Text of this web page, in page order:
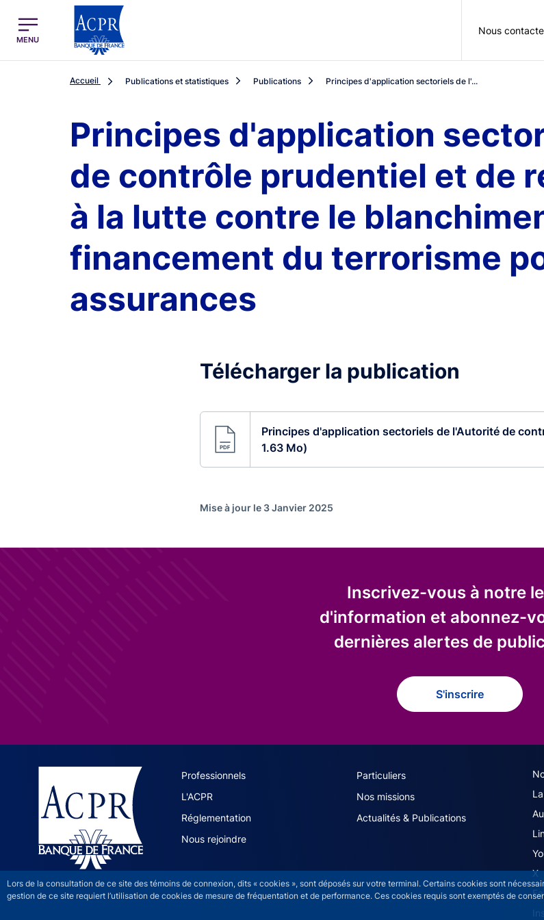
Lors de la consultation de ce site des témoins de connexion, dits « cookies », sont déposés sur votre terminal. Certains cookies sont
gestion de ce site requiert l’utilisation de cookies de mesure de fréquentation et de performance. Ces cookies requis sont exemptés de
ACPR Menu Principal (French)
MENU
Nous
Accueil Publications et statistiques Publications Principes d'application sectoriels de l'...
Principes d'application
de contrôle prudentiel et de
à la lutte contre le
financement du terrorisme
assurances
Télécharger la publication
Principes d'application sectoriels de l'Autorité de
1.63 Mo)
Mise à jour le 3 Janvier 2025
Inscrivez-vous à notre
d'information et abonnez-
dernières alertes de
S'inscrire
ACPR site navigation (French)
Professionnels
Particuliers
L'ACPR
Nos missions
Réglementation
Actualités & Publications
Nous rejoindre
X